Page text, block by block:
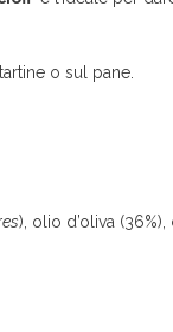
o sul pane.
), olio d’oliva